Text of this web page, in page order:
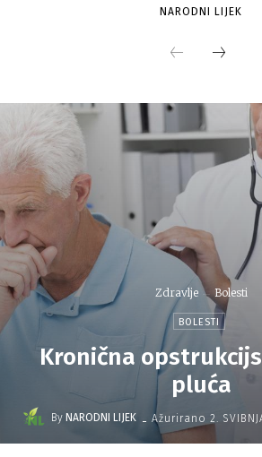
NARODNI LIJEK